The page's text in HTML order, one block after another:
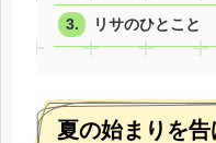
リサのひとこと
夏の始まりを